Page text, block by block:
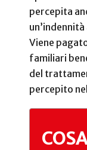
percepita
Viene
familiari
del
percepito